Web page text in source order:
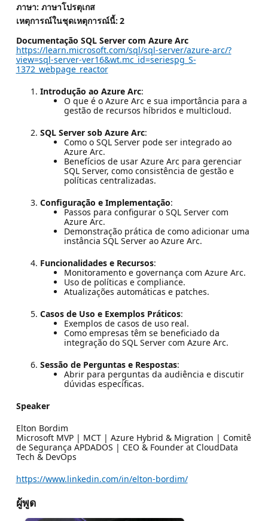
ภาษา: ภาษาโปรตุเกส
เหตุการณ์ในชุดเหตุการณ์นี้: 2
Documentação SQL Server com Azure Arc
https://learn.microsoft.com/sql/sql-server/azure-arc/?
view=sql-server-ver16&wt.mc_id=seriespg_S-
1372_webpage_reactor
Introdução ao Azure Arc:
O que é o Azure Arc e sua importância para a
gestão de recursos híbridos e multicloud.
SQL Server sob Azure Arc:
Como o SQL Server pode ser integrado ao
Azure Arc.
Benefícios de usar Azure Arc para gerenciar
SQL Server, como consistência de gestão e
políticas centralizadas.
Configuração e Implementação:
Passos para configurar o SQL Server com
Azure Arc.
Demonstração prática de como adicionar uma
instância SQL Server ao Azure Arc.
Funcionalidades e Recursos:
Monitoramento e governança com Azure Arc.
Uso de políticas e compliance.
Atualizações automáticas e patches.
Casos de Uso e Exemplos Práticos:
Exemplos de casos de uso real.
Como empresas têm se beneficiado da
integração do SQL Server com Azure Arc.
Sessão de Perguntas e Respostas:
Abrir para perguntas da audiência e discutir
dúvidas específicas.
Speaker
Elton Bordim
Microsoft MVP | MCT | Azure Hybrid & Migration | Comitê
de Segurança APDADOS | CEO & Founder at CloudData
Tech & DevOps
https://www.linkedin.com/in/elton-bordim/
ผู้พูด